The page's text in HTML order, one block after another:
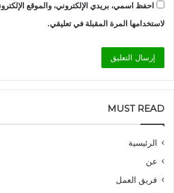
احفظ اسمي، بريدي الإلكتروني، والموقع
لاستخدامها المرة المقبلة في تعليقي.
MUST READ
الرئيسية
عن
فريق العمل